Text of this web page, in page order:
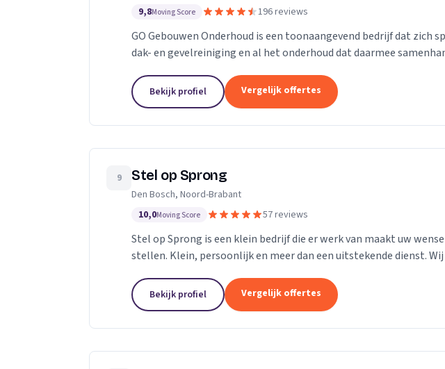
9,8Moving Score 196 reviews
GO Gebouwen Onderhoud is een toonaangevend bedrijf dat zich
dak- en gevelreiniging en al het onderhoud dat daarmee
Bekijk profiel Vergelijk offertes
9 Stel op Sprong
Den Bosch, Noord-Brabant
10,0Moving Score 57 reviews
Stel op Sprong is een klein bedrijf die er werk van maakt uw
stellen. Klein, persoonlijk en meer dan een uitstekende dienst.
Bekijk profiel Vergelijk offertes